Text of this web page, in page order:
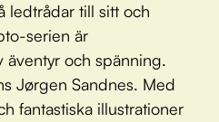
ledtrådar till sitt och
serien är
äventyr och spänning.
Jørgen Sandnes. Med
fantastiska illustrationer